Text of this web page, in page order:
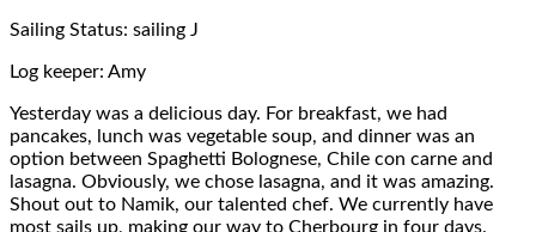
Sailing Status: sailing J
Log keeper: Amy
Yesterday was a delicious day. For breakfast, we had
pancakes, lunch was vegetable soup, and dinner was an
option between Spaghetti Bolognese, Chile con carne and
lasagna. Obviously, we chose lasagna, and it was amazing.
Shout out to Namik, our talented chef. We currently have
most sails up, making our way to Cherbourg in four days.